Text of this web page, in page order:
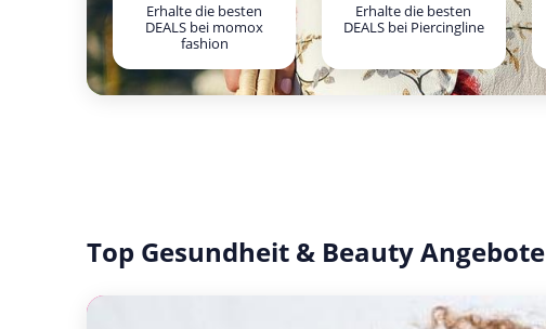
Erhalte die besten
DEALS bei momox
fashion
Erhalte die besten
DEALS bei Piercingline
Top Gesundheit & Beauty Angebote